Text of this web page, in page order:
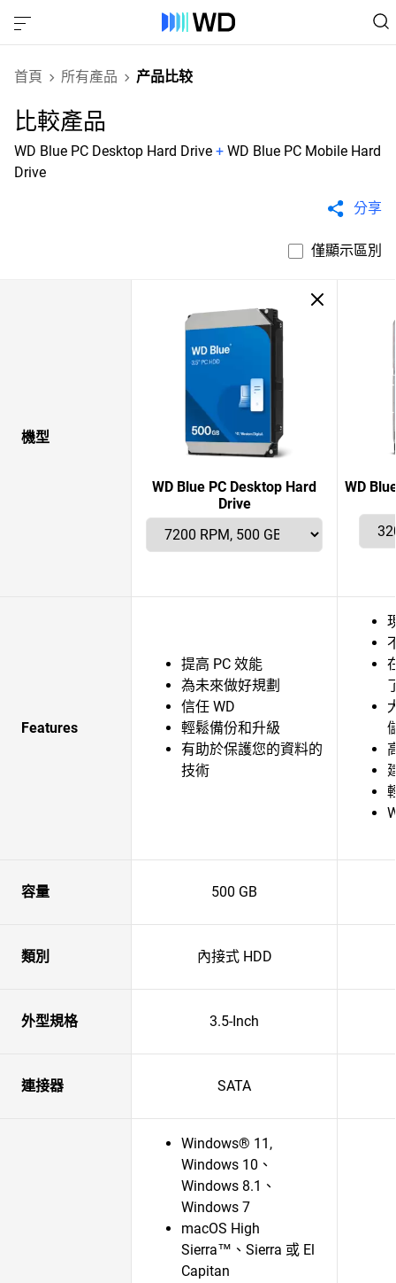
首頁 所有產品 产品比较
比較產品
WD Blue PC Desktop Hard Drive + WD Blue PC Mobile Hard
Drive
分享
僅顯示區別
機型
WD Blue PC Desktop Hard
Drive
WD
Features
提高 PC 效能
為未來做好規劃
信任 WD
輕鬆備份和升級
有助於保護您的資料的
技術
容量 500 GB
類別 內接式 HDD
外型規格 3.5-Inch
連接器 SATA
Windows® 11,
Windows 10、
Windows 8.1、
Windows 7
macOS High
Sierra™、Sierra 或 El
Capitan